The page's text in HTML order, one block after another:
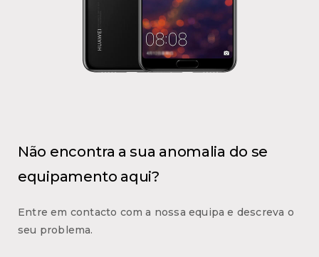
Não encontra a sua anomalia do se
equipamento aqui?
Entre em contacto com a nossa equipa e descreva o
seu problema.